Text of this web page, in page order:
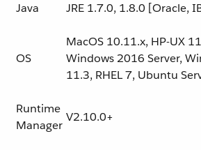
Java JRE 1.7.0, 1.8.0 [Oracle,
OS
MacOS 10.11.x, HP-UX
Windows 2016 Server,
11.3, RHEL 7, Ubuntu
Runtime
Manager
V2.10.0+